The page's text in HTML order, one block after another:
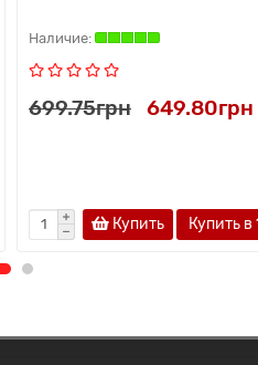
699.75грн 649.80грн
Купить Купить в